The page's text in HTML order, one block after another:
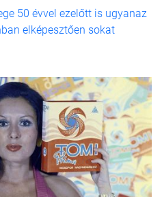
50 évvel ezelőtt is ugyanaz
elképesztően sokat